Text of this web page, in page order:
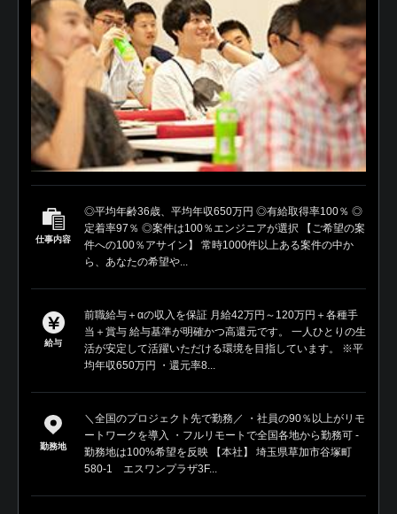
仕事内容
◎平均年齢36歳、平均年収650万円 ◎有給取得率100％ ◎
定着率97％ ◎案件は100％エンジニアが選択 【ご希望の案
件への100％アサイン】 常時1000件以上ある案件の中か
ら、あなたの希望や...
給与
前職給与＋αの収入を保証 月給42万円～120万円＋各種手
当＋賞与 給与基準が明確かつ高還元です。 一人ひとりの生
活が安定して活躍いただける環境を目指しています。 ※平
均年収650万円 ・還元率8...
勤務地
＼全国のプロジェクト先で勤務／ ・社員の90％以上がリモ
ートワークを導入 ・フルリモートで全国各地から勤務可 ‐
勤務地は100%希望を反映 【本社】 埼玉県草加市谷塚町
580-1 エスワンプラザ3F...